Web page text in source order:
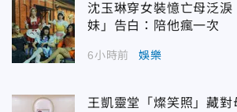
沈玉琳穿女裝憶亡母泛
妹」告白：陪他瘋一次
6小時前 娛樂
王凱靈堂「燦笑照」藏